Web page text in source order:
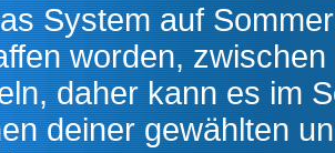
System auf
worden,
daher kann es im
deiner gewählten